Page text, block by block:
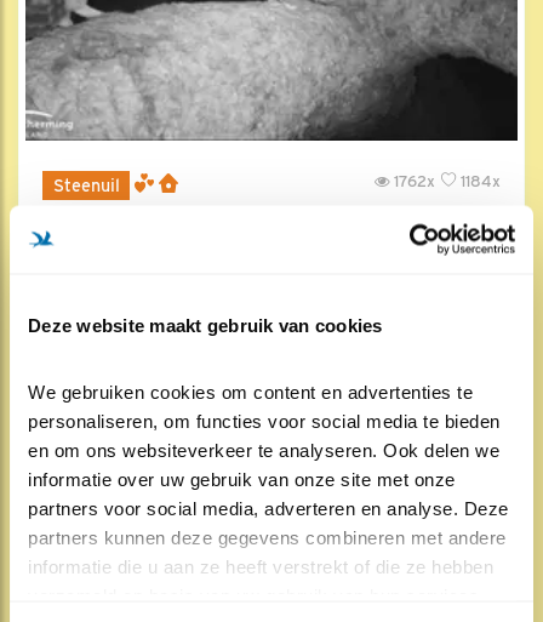
Deze website maakt gebruik van cookies
We gebruiken cookies om content en advertenties te
personaliseren, om functies voor social media te bieden
en om ons websiteverkeer te analyseren. Ook delen we
informatie over uw gebruik van onze site met onze
partners voor social media, adverteren en analyse. Deze
partners kunnen deze gegevens combineren met andere
informatie die u aan ze heeft verstrekt of die ze hebben
Steenuil 1184x
1762x
Langzame opbouw